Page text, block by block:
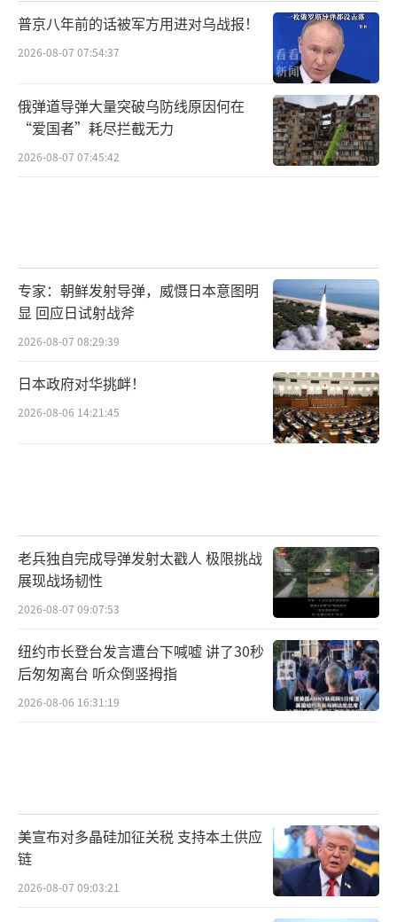
普京八年前的话被军方用进对乌战报！
2026-08-07 07:54:37
俄弹道导弹大量突破乌防线原因何在
“爱国者”耗尽拦截无力
2026-08-07 07:45:42
专家：朝鲜发射导弹，威慑日本意图明
显 回应日试射战斧
2026-08-07 08:29:39
日本政府对华挑衅！
2026-08-06 14:21:45
老兵独自完成导弹发射太戳人 极限挑战
展现战场韧性
2026-08-07 09:07:53
纽约市长登台发言遭台下喊嘘 讲了30秒
后匆匆离台 听众倒竖拇指
2026-08-06 16:31:19
美宣布对多晶硅加征关税 支持本土供应
链
2026-08-07 09:03:21